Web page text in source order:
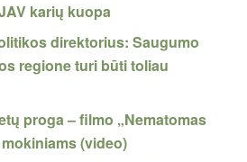
karių kuopa
direktorius: Saugumo
regione turi būti toliau
proga – filmo „Nematomas
(video)